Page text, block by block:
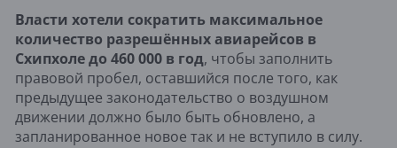
Власти хотели сократить максимальное
количество разрешённых авиарейсов в
Схипхоле до 460 000 в год, чтобы заполнить
правовой пробел, оставшийся после того, как
предыдущее законодательство о воздушном
движении должно было быть обновлено, а
запланированное новое так и не вступило в силу.